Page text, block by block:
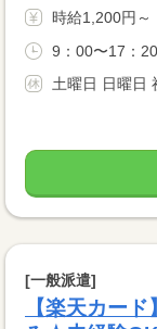
時給1,200円～
9：00〜17：
土曜日 日曜日
[一般派遣]
【楽天カー